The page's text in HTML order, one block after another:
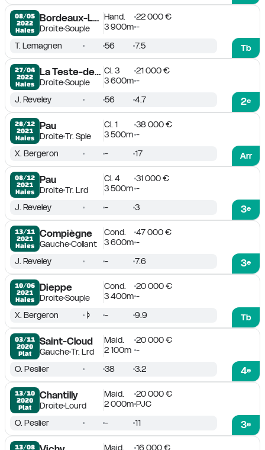
08/05
2022
Haies
Bordeaux-Le Bouscat
DroiteSouple
Hand.
22 000 €
3 900m -
Tb
T. Lemagnen 56 7.5
27/04
2022
Haies
La Teste-de-Buch
DroiteSouple
Cl. 3
21 000 €
3 600m -
2e
J. Reveley 56 4.7
28/12
2021
Haies
Pau
DroiteTr. Sple
Cl. 1
38 000 €
3 500m -
Arr
X. Bergeron - 17
08/12
2021
Haies
Pau
DroiteTr. Lrd
Cl. 4
31 000 €
3 500m -
3e
J. Reveley - 3
13/11
2021
Haies
Compiègne
GaucheCollant
Cond.
47 000 €
3 600m -
3e
J. Reveley - 7.6
10/06
2021
Haies
Dieppe
DroiteSouple
Cond.
20 000 €
3 400m -
Tb
X. Bergeron - 9.9
03/11
2020
Plat
Saint-Cloud
GaucheTr. Lrd
Maid.
20 000 €
2 100m -
4e
O. Peslier 38 3.2
13/10
2020
Plat
Chantilly
DroiteLourd
Maid.
20 000 €
2 000m PJC
3e
O. Peslier - 11
13/08